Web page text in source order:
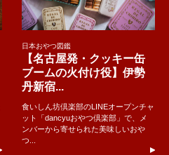
日本おやつ図鑑
【名古屋発・クッキー缶
ブームの火付け役】伊勢
丹新宿...
食いしん坊倶楽部のLINEオープンチャ
ット「dancyuおやつ倶楽部」で、メ
ンバーから寄せられた美味しいおや
つ...